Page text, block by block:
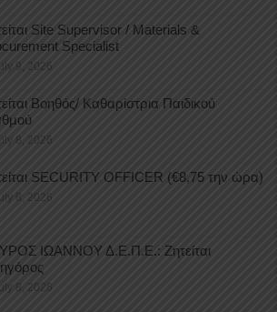
Site Supervisor / Materials &
Specialist
9, 2026
Βοηθός/ Καθαρίστρια Παιδικού
8, 2026
SECURITY OFFICER (€8,75 την ώρα)
8, 2026
ΙΩΑΝΝΟΥ Δ.Ε.Π.Ε.: Ζητείται
8, 2026